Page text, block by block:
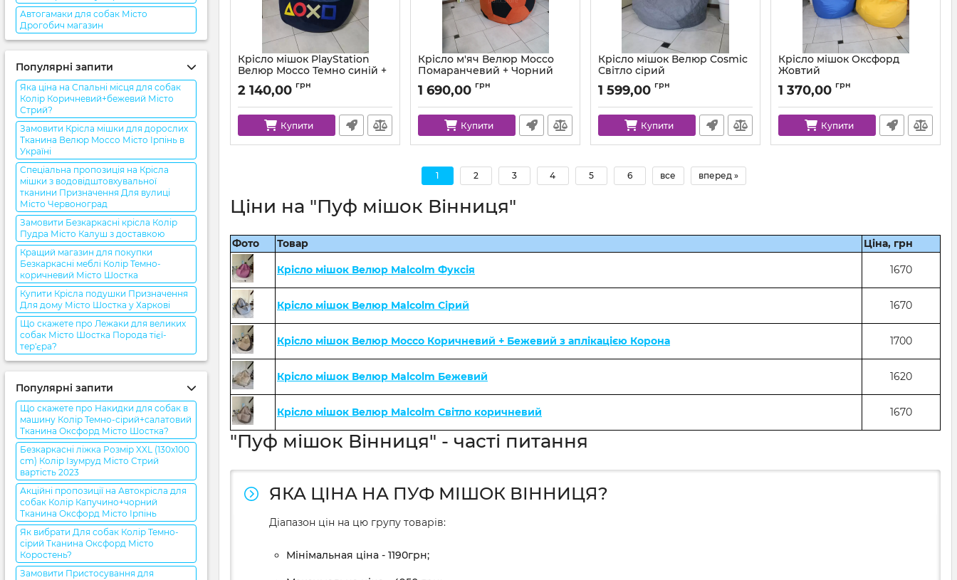
Автогамаки для собак Місто
Дрогобич магазин
Популярні запити
Яка ціна на Спальні місця для собак
Колір Коричневий+бежевий Місто
Стрий?
Замовити Крісла мішки для дорослих
Тканина Велюр Mocco Місто Ірпінь в
Україні
Спеціальна пропозиція на Крісла
мішки з водовідштовхувальної
тканини Призначення Для вулиці
Місто Червоноград
Замовити Безкаркасні крісла Колір
Пудра Місто Калуш з доставкою
Кращий магазин для покупки
Безкаркасні меблі Колір Темно-
коричневий Місто Шостка
Купити Крісла подушки Призначення
Для дому Місто Шостка у Харкові
Що скажете про Лежаки для великих
собак Місто Шостка Порода тієї-
тер'єра?
Популярні запити
Що скажете про Накидки для собак в
машину Колір Темно-сірий+салатовий
Тканина Оксфорд Місто Шостка?
Безкаркасні ліжка Розмір XXL (130x100
cm) Колір Ізумруд Місто Стрий
вартість 2023
Акційні пропозиції на Автокрісла для
собак Колір Капучино+чорний
Тканина Оксфорд Місто Ірпінь
Як вибрати Для собак Колір Темно-
сірий Тканина Оксфорд Місто
Коростень?
Замовити Пристосування для
Крісло мішок PlayStation
Велюр Mocco Темно синій +
Артикул: km-ps-mocco-88-84-xl
2 140,00 грн
Купити
Крісло м'яч Велюр Mocco
Помаранчевий + Чорний
Артикул: ball-mocco-55-99-80
1 690,00 грн
Купити
Крісло мішок Велюр Cosmic
Світло сірий
Артикул: km-cosmic-93-l
1 599,00 грн
Купити
Крісло мішок Оксфорд
Жовтий
Артикул: km-ox-111-l
1 370,00 грн
Купити
1 2 3 4 5 6 все вперед »
Ціни на "Пуф мішок Вінниця"
Фото Товар Ціна, грн
Крісло мішок Велюр Malcolm Фуксія 1670
Крісло мішок Велюр Malcolm Сірий 1670
Крісло мішок Велюр Mocco Коричневий + Бежевий з аплікацією Корона 1700
Крісло мішок Велюр Malcolm Бежевий 1620
Крісло мішок Велюр Malcolm Світло коричневий 1670
"Пуф мішок Вінниця" - часті питання
ЯКА ЦІНА НА ПУФ МІШОК ВІННИЦЯ?
Діапазон цін на цю групу товарів:
Мінімальная ціна - 1190грн;